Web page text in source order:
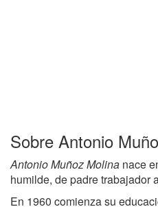
Sobre Antonio
Antonio Muñoz Molina nace
humilde, de padre trabajador
En 1960 comienza su